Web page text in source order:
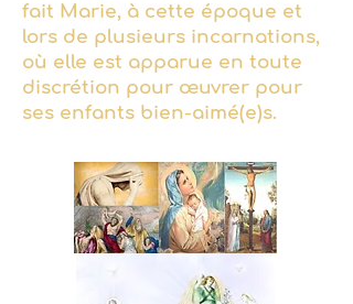
fait Marie, à cette époque et
lors de plusieurs incarnations,
où elle est apparue en toute
discrétion pour œuvrer pour
ses enfants bien-aimé(e)s.